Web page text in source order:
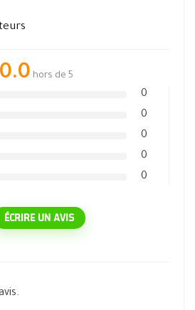
0.0 hors de 5
0
0
0
0
0
ÉCRIRE UN AVIS